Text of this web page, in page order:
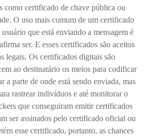
como certificado de chave pública ou
O uso mais comum de um certificado
que está enviando a mensagem é
ser. E esses certificados são aceitos
legais. Os certificados digitais são
ao destinatário os meios para codificar
a parte de onde está sendo enviada, mas
rastrear indivíduos e até monitorar o
que conseguiram emitir certificados
ser assinados pelo certificado oficial ou
esse certificado, portanto, as chances